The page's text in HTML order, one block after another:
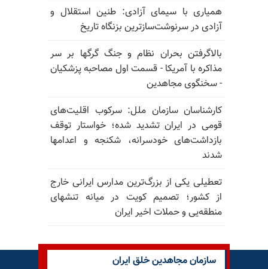
همیاری با سیمای آزادی: طنین استقلال و
آزادی در سرنوشت‌سازترین بزنگاه تاریخ
بالا‌گرفتن بحران نظام و جنگ گرگها بر سر
مذاکره با آمریکا - قسمت اول مصاحبه پزشکیان
- سخنگوی مجاهدین
کارشناسان سازمان ملل: سرکوب اقلیت‌های
قومی در ایران تشدید شده؛ خواستار توقف
بازداشت‌های خودسرانه، شکنجه و اعدامها
شدند
تعطیلی یکی از بزرگ‌ترین مدارس ایرانی خارج
از کشور؛ تصمیم کویت در میانه تنشهای
منطقه‌یی و حملات اخیر ایران
سازمان مجاهدین خلق ایران